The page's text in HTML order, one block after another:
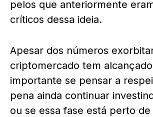
pelos que anteriormente
críticos dessa ideia.
Apesar dos números
criptomercado tem
importante se pensar a
pena ainda continuar
ou se essa fase está perto